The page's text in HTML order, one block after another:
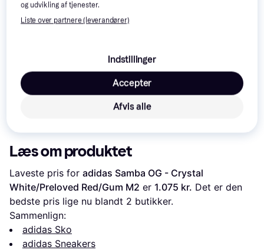
Læs om produktet
Laveste pris for adidas Samba OG - Crystal
White/Preloved Red/Gum M2 er 1.075 kr. Det er den
bedste pris lige nu blandt 2 butikker.
Sammenlign:
adidas Sko
adidas Sneakers
og udvikling af tjenester.
Liste over partnere (leverandører)
Indstillinger
Afvis alle
Accepter